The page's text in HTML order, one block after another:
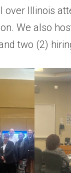
over Illinois
We also
two (2)